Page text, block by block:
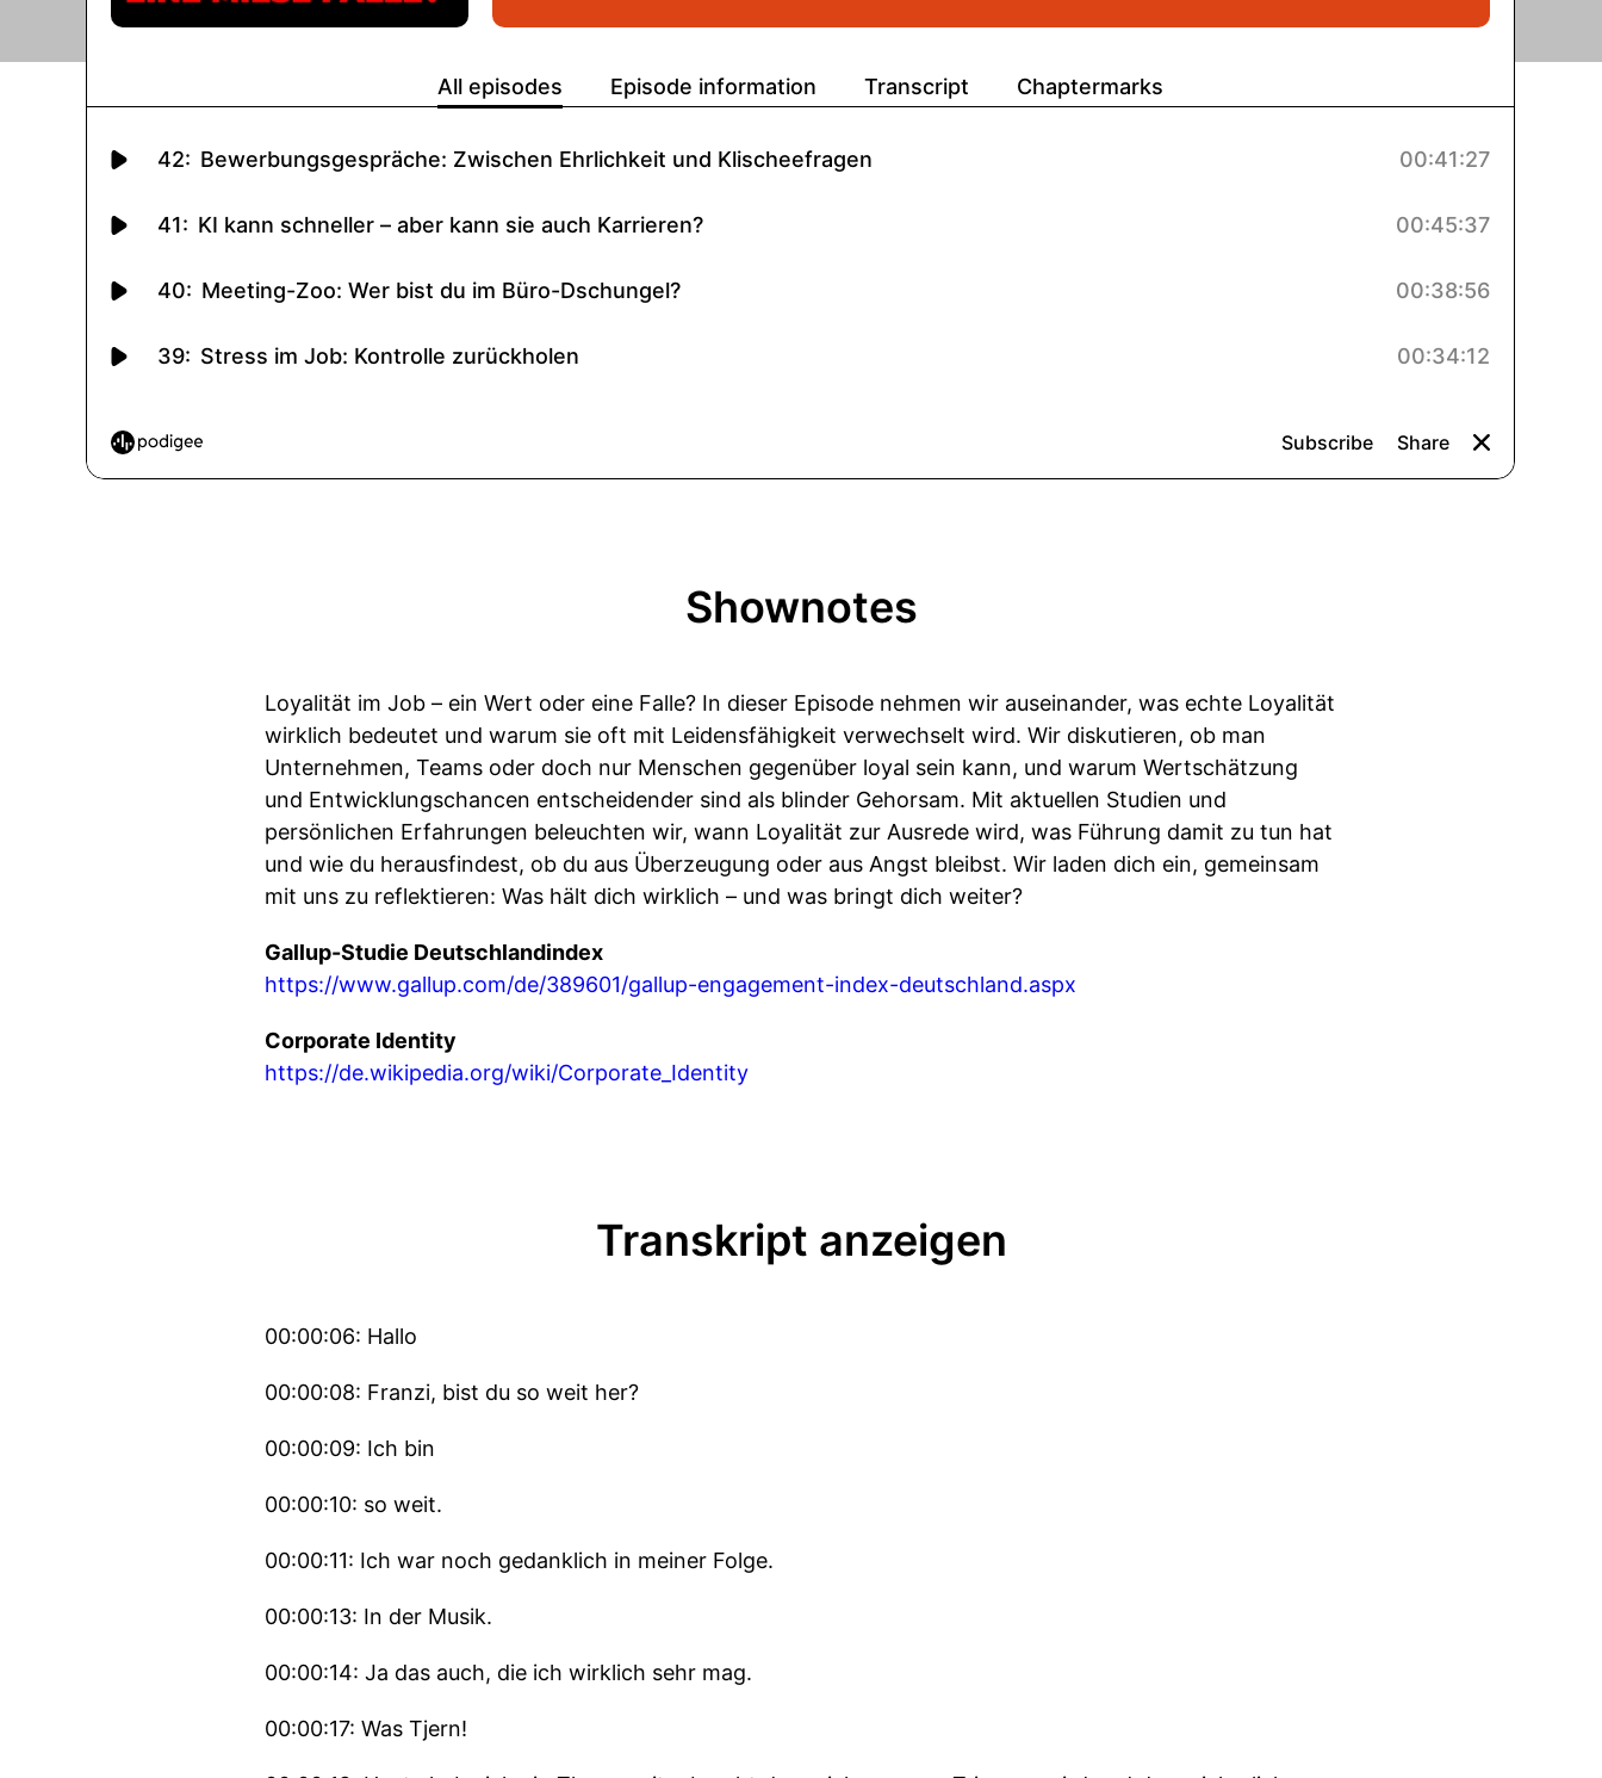
Shownotes
Loyalität im Job – ein Wert oder eine Falle? In dieser Episode nehmen wir auseinander, was echte Loyalität
wirklich bedeutet und warum sie oft mit Leidensfähigkeit verwechselt wird. Wir diskutieren, ob man
Unternehmen, Teams oder doch nur Menschen gegenüber loyal sein kann, und warum Wertschätzung
und Entwicklungschancen entscheidender sind als blinder Gehorsam. Mit aktuellen Studien und
persönlichen Erfahrungen beleuchten wir, wann Loyalität zur Ausrede wird, was Führung damit zu tun hat
und wie du herausfindest, ob du aus Überzeugung oder aus Angst bleibst. Wir laden dich ein, gemeinsam
mit uns zu reflektieren: Was hält dich wirklich – und was bringt dich weiter?
Gallup-Studie Deutschlandindex
https://www.gallup.com/de/389601/gallup-engagement-index-deutschland.aspx
Corporate Identity
https://de.wikipedia.org/wiki/Corporate_Identity
Transkript anzeigen
00:00:06: Hallo
00:00:08: Franzi, bist du so weit her?
00:00:09: Ich bin
00:00:10: so weit.
00:00:11: Ich war noch gedanklich in meiner Folge.
00:00:13: In der Musik.
00:00:14: Ja das auch, die ich wirklich sehr mag.
00:00:17: Was Tjern!